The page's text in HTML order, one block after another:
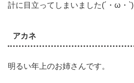
計に目立ってしまいました(´・ω・`)
アカネ
明るい年上のお姉さんです。